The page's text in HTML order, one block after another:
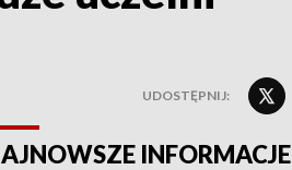
UDOSTĘPNIJ:
INFORMACJE